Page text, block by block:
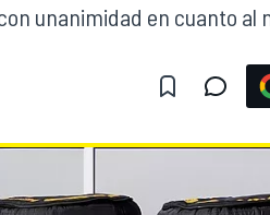
unanimidad en cuanto al